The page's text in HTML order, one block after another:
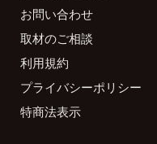
お問い合わせ
取材のご相談
利用規約
プライバシーポリシー
特商法表示